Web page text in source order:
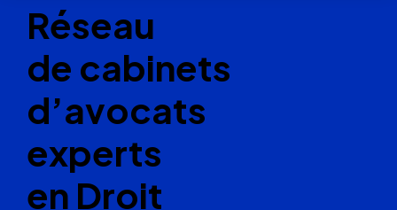
Réseau
de cabinets
d’avocats
experts
en Droit